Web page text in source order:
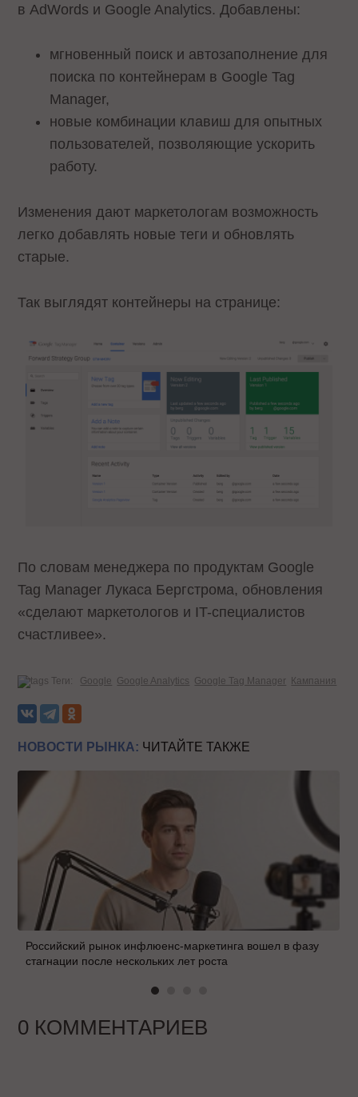
в AdWords и Google Analytics. Добавлены:
мгновенный поиск и автозаполнение для
поиска по контейнерам в Google Tag
Manager,
новые комбинации клавиш для опытных
пользователей, позволяющие ускорить
работу.
Изменения дают маркетологам возможность
легко добавлять новые теги и обновлять
старые.
Так выглядят контейнеры на странице:
По словам менеджера по продуктам Google
Tag Manager Лукаса Бергстрома, обновления
«сделают маркетологов и IT-специалистов
счастливее».
Теги: Google Google Analytics Google Tag Manager Кампания
НОВОСТИ РЫНКА: ЧИТАЙТЕ ТАКЖЕ
Российский рынок инфлюенс-маркетинга вошел в фазу
стагнации после нескольких лет роста
0 КОММЕНТАРИЕВ